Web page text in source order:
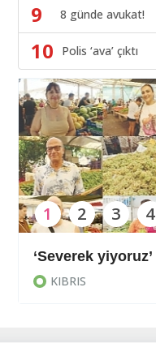
9 8 günde avukat!
10 Polis ‘ava’ çıktı
‘Severek yiyoruz’
KIBRIS
1 2 3 4